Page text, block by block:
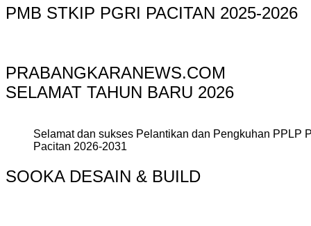
PMB STKIP PGRI PACITAN 2025-2026
PRABANGKARANEWS.COM
SELAMAT TAHUN BARU 2026
Selamat dan sukses Pelantikan dan Pengkuhan PPLP
Pacitan 2026-2031
SOOKA DESAIN & BUILD